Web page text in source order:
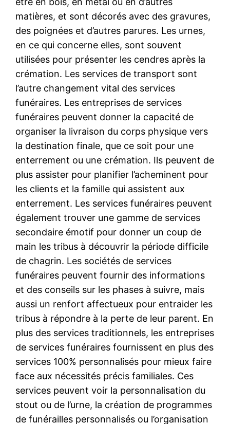
matières, et sont décorés avec des gravures,
des poignées et d’autres parures. Les urnes,
en ce qui concerne elles, sont souvent
utilisées pour présenter les cendres après la
crémation. Les services de transport sont
l’autre changement vital des services
funéraires. Les entreprises de services
funéraires peuvent donner la capacité de
organiser la livraison du corps physique vers
la destination finale, que ce soit pour une
enterrement ou une crémation. Ils peuvent de
plus assister pour planifier l’acheminent pour
les clients et la famille qui assistent aux
enterrement. Les services funéraires peuvent
également trouver une gamme de services
secondaire émotif pour donner un coup de
main les tribus à découvrir la période difficile
de chagrin. Les sociétés de services
funéraires peuvent fournir des informations
et des conseils sur les phases à suivre, mais
aussi un renfort affectueux pour entraider les
tribus à répondre à la perte de leur parent. En
plus des services traditionnels, les entreprises
de services funéraires fournissent en plus des
services 100% personnalisés pour mieux faire
face aux nécessités précis familiales. Ces
services peuvent voir la personnalisation du
stout ou de l’urne, la création de programmes
de funérailles personnalisés ou l’organisation